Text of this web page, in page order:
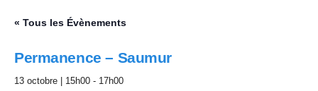
« Tous les Évènements
Permanence – Saumur
13 octobre | 15h00 - 17h00